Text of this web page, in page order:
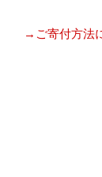
→ご寄付方法